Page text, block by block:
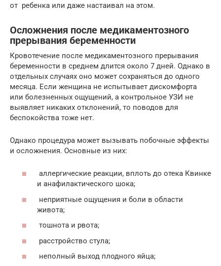
от ребенка или даже настаивал на этом.
Осложнения после медикаментозного
прерывания беременности
Кровотечение после медикаментозного прерывания
беременности в среднем длится около 7 дней. Однако в
отдельных случаях оно может сохраняться до одного
месяца. Если женщина не испытывает дискомфорта
или болезненных ощущений, а контрольное УЗИ не
выявляет никаких отклонений, то поводов для
беспокойства тоже нет.
Однако процедура может вызывать побочные эффекты
и осложнения. Основные из них:
аллергические реакции, вплоть до отека Квинке
и анафилактического шока;
неприятные ощущения и боли в области
живота;
тошнота и рвота;
расстройство стула;
неполный выход плодного яйца;